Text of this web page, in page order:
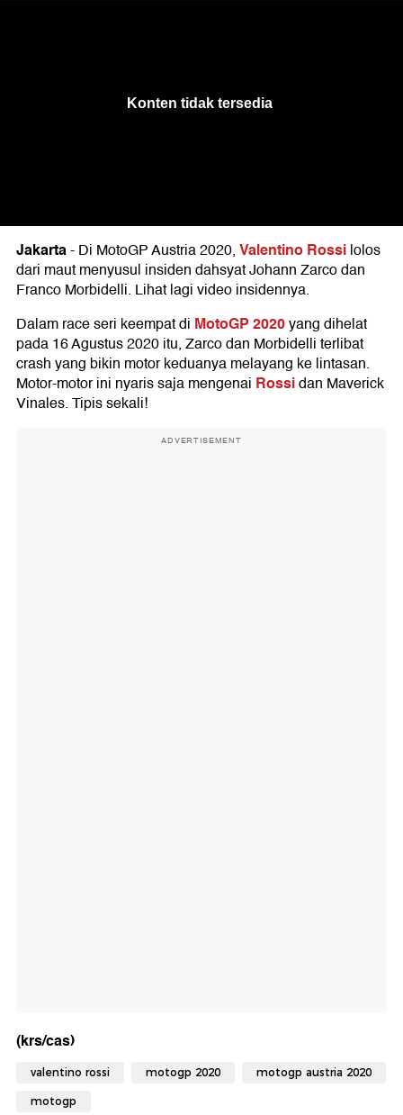
Jakarta-Di MotoGP Austria 2020,Valentino Rossilolos
dari maut menyusul insiden dahsyat Johann Zarco dan
Franco Morbidelli. Lihat lagi video insidennya.
Dalam race seri keempat di MotoGP 2020yang dihelat
pada 16 Agustus 2020 itu, Zarco dan Morbidelli terlibat
crash yang bikin motor keduanya melayang ke lintasan.
Motor-motor ini nyaris saja mengenai Rossidan Maverick
Vinales. Tipis sekali!
ADVERTISEMENT
(krs/cas)
valentino rossi motogp 2020 motogp austria 2020
motogp